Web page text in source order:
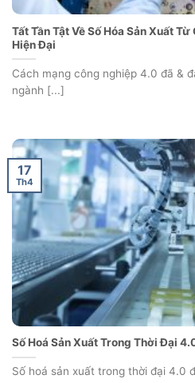
Tất Tần Tật Về Số Hóa Sản Xuất
Hiện Đại
Cách mạng công nghiệp 4.0 đã &
ngành [...]
Số Hoá Sản Xuất Trong Thời Đại
Số hoá sản xuất trong thời đại 4.0
17
Th4